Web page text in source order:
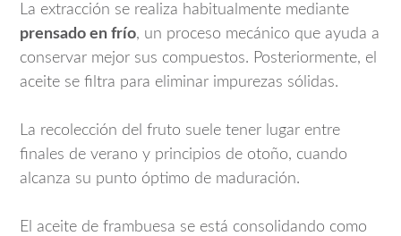
La extracción se realiza habitualmente mediante
prensado en frío, un proceso mecánico que ayuda a
conservar mejor sus compuestos. Posteriormente, el
aceite se filtra para eliminar impurezas sólidas.
La recolección del fruto suele tener lugar entre
finales de verano y principios de otoño, cuando
alcanza su punto óptimo de maduración.
El aceite de frambuesa se está consolidando como